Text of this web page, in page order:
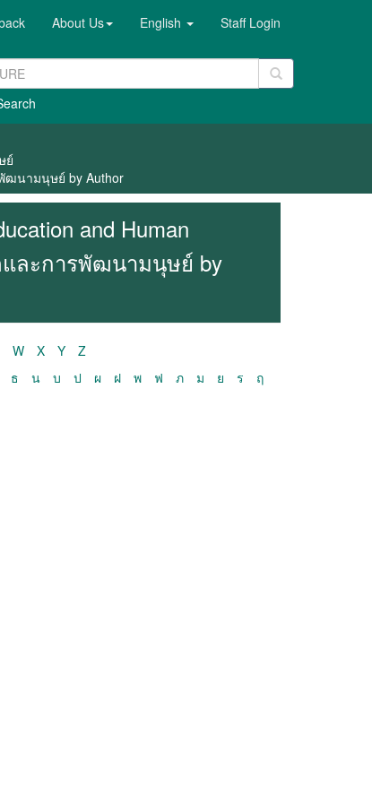
About Us English Staff Login
ย์
ฒนามนุษย์ by Author
and Human
ละการพัฒนามนุษย์ by
W X Y
Z
ธ น บ ป ผ ฝ พ ฟ ภ ม ย ร
ฤ